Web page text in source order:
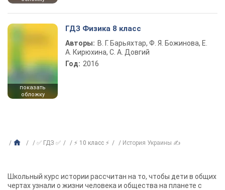
показать
обложку
ГДЗ Физика 8 класс
Авторы: В. Г. Барьяхтар, Ф. Я. Божинова, Е.
А. Кирюхина, С. А. Довгий
Год: 2016
✅ ГДЗ ✅ ⚡ 10 класс ⚡ История Украины ✍
Школьный курс истории рассчитан на то, чтобы дети в общих
чертах узнали о жизни человека и общества на планете с